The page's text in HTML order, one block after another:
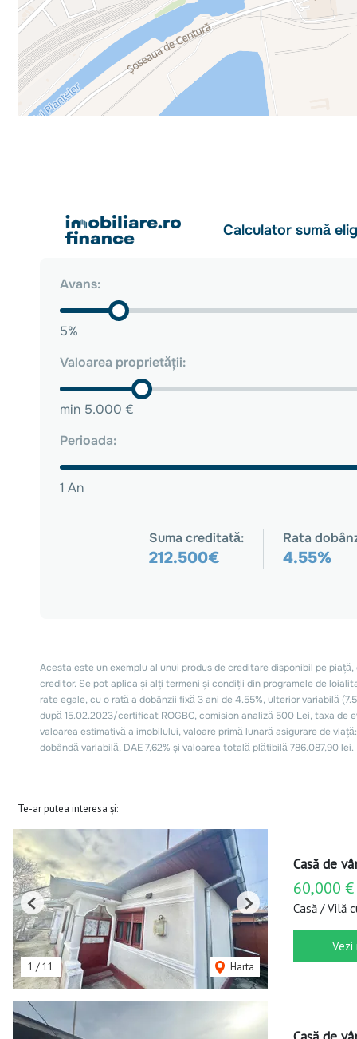
Te-ar putea interesa și:
1 /11 Harta
Previous Next
Casă de
60,000 €
Casă / Vilă